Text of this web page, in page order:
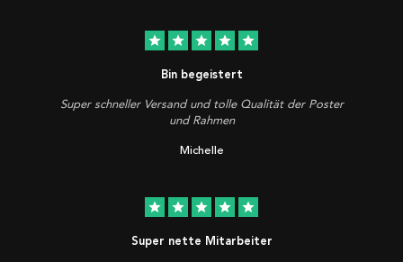
star star star star star
Bin begeistert
Super schneller Versand und tolle Qualität der Poster
und Rahmen
Michelle
star star star star star
Super nette Mitarbeiter